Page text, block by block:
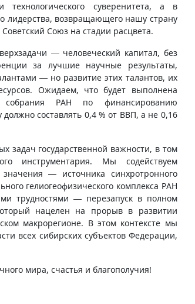
суверенитета, а в
лидерства, возвращающего нашу страну
Союз на стадии расцвета.
— человеческий капитал, без
за лучшие научные результаты,
— но развитие этих талантов, их
Ожидаем, что будет выполнена
РАН по финансированию
составлять 0,4 % от ВВП, а не 0,16
задач государственной важности, в том
инструментария. Мы содействуем
— источника синхротронного
гелиогеофизического комплекса РАН
трудностями — перезапуск в полном
нацелен на прорыв в развитии
макрорегионе. В этом контексте мы
всех сибирских субъектов Федерации,
мира, счастья и благополучия!